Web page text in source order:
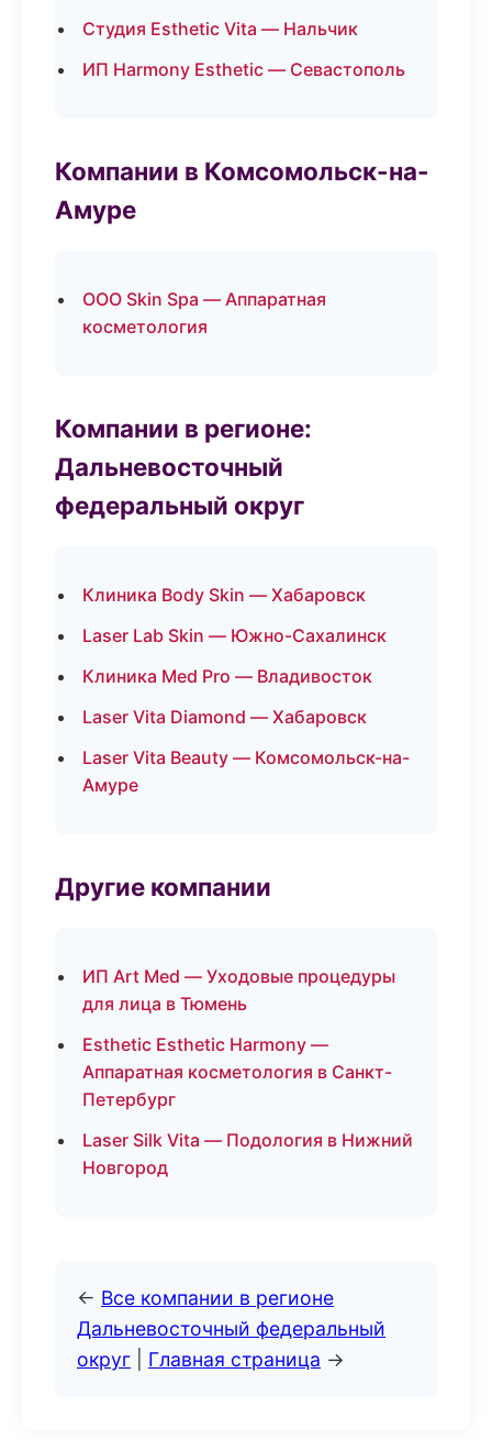
Студия Esthetic Vita — Нальчик
ИП Harmony Esthetic — Севастополь
Компании в Комсомольск-на-
Амуре
ООО Skin Spa — Аппаратная
косметология
Компании в регионе:
Дальневосточный
федеральный округ
Клиника Body Skin — Хабаровск
Laser Lab Skin — Южно-Сахалинск
Клиника Med Pro — Владивосток
Laser Vita Diamond — Хабаровск
Laser Vita Beauty — Комсомольск-на-
Амуре
Другие компании
ИП Art Med — Уходовые процедуры
для лица в Тюмень
Esthetic Esthetic Harmony —
Аппаратная косметология в Санкт-
Петербург
Laser Silk Vita — Подология в Нижний
Новгород
← Все компании в регионе
Дальневосточный федеральный
округ
Главная страница →